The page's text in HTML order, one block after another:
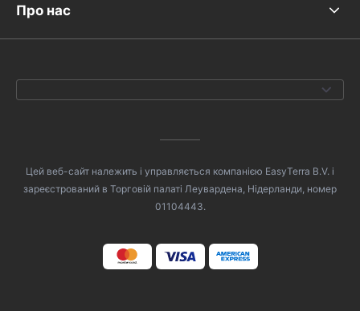
Про нас
Цей веб-сайт належить і управляється компанією EasyTerra B.V. і
зареєстрований в Торговій палаті Леувардена, Нідерланди, номер
01104443.